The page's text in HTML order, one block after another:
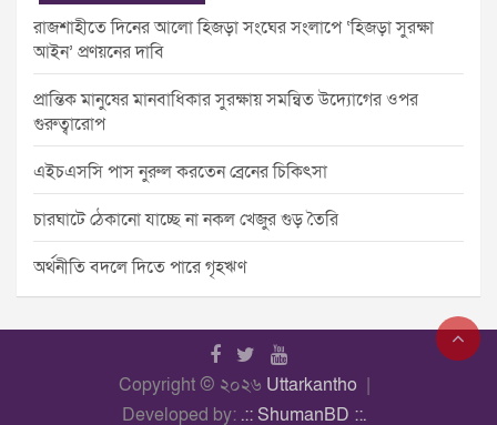
রাজশাহীতে দিনের আলো হিজড়া সংঘের সংলাপে ‘হিজড়া সুরক্ষা
আইন’ প্রণয়নের দাবি
প্রান্তিক মানুষের মানবাধিকার সুরক্ষায় সমন্বিত উদ্যোগের ওপর
গুরুত্বারোপ
এইচএসসি পাস নুরুল করতেন ব্রেনের চিকিৎসা
চারঘাটে ঠেকানো যাচ্ছে না নকল খেজুর গুড় তৈরি
অর্থনীতি বদলে দিতে পারে গৃহঋণ
Copyright © ২০২৬ Uttarkantho
Developed by: .:: ShumanBD ::.